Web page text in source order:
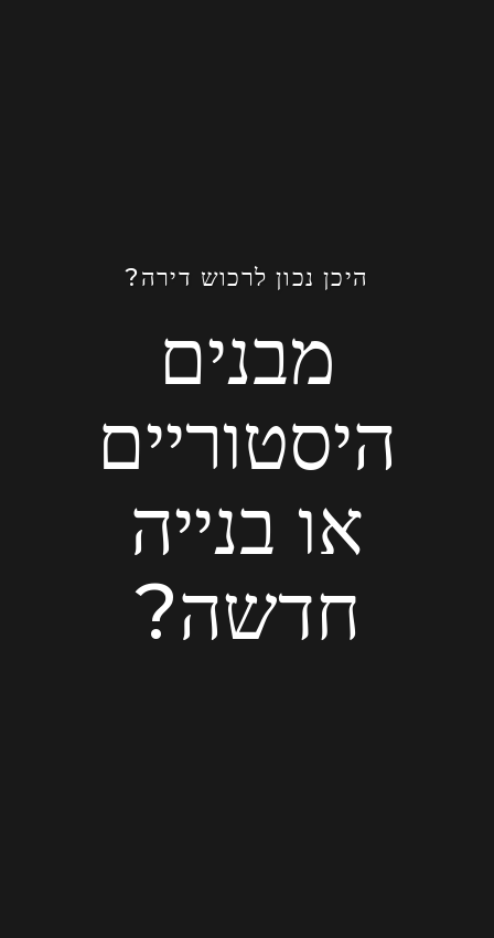
היכן נכון לרכוש דירה?
מבנים
היסטוריים
או בנייה
חדשה?